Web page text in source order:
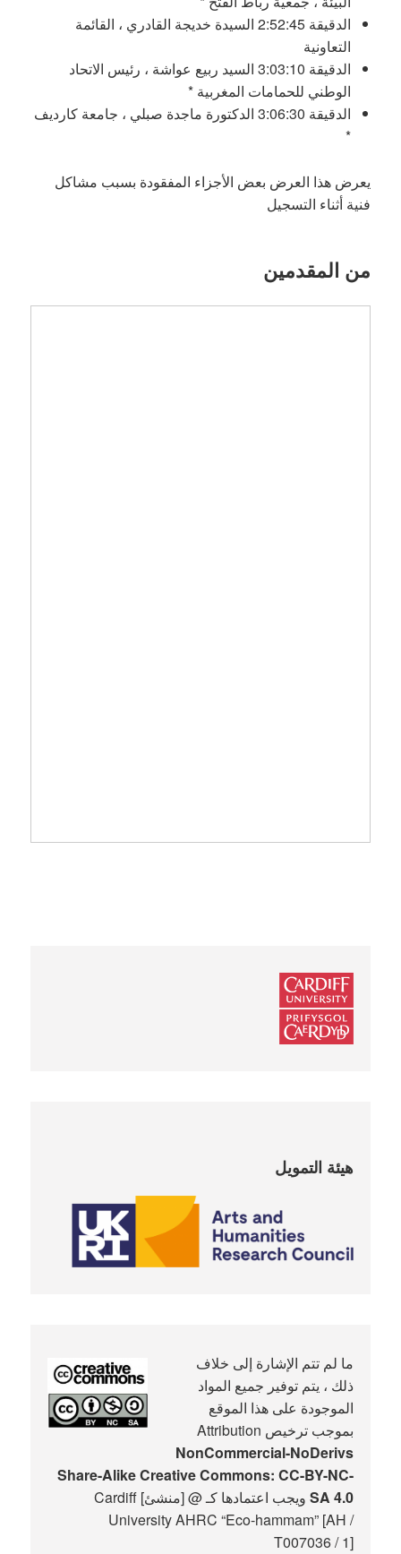
الدقيقة 2:52:45 السيدة خديجة القادري ، القائمة
التعاونية
الدقيقة 3:03:10 السيد ربيع عواشة ، رئيس الاتحاد
الوطني للحمامات المغربية *
الدقيقة 3:06:30 الدكتورة ماجدة صبلي ، جامعة كارديف
*
يعرض هذا العرض بعض الأجزاء المفقودة بسبب مشاكل
فنية أثناء التسجيل
من المقدمين
هيئة التمويل
ما لم تتم الإشارة إلى خلاف
ذلك ، يتم توفير جميع المواد
الموجودة على هذا الموقع
بموجب ترخيص Attribution
NonCommercial-NoDerivs
Share-Alike Creative Commons: CC-BY-NC-
SA 4.0
ويجب اعتمادها كـ @ [منشئ] Cardiff
University AHRC “Eco-hammam” [AH /
T007036 / 1]